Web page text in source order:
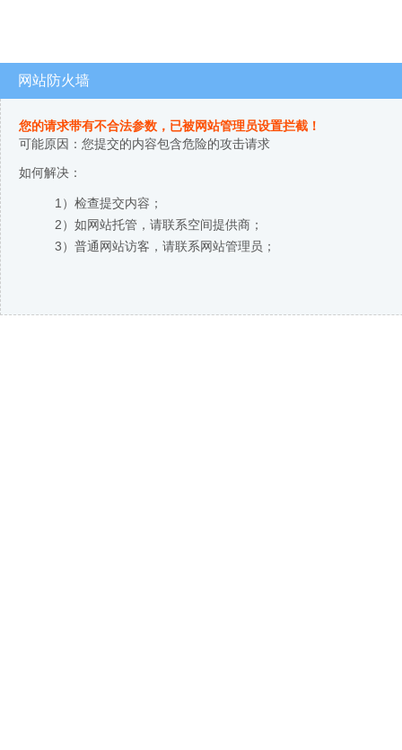
网站防火墙
您的请求带有不合法参数，已被网站管理员设置拦截！
可能原因：您提交的内容包含危险的攻击请求
如何解决：
1）检查提交内容；
2）如网站托管，请联系空间提供商；
3）普通网站访客，请联系网站管理员；